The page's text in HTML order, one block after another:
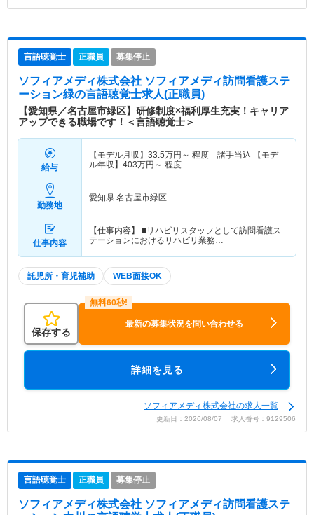
言語聴覚士 正職員 募集停止
ソフィアメディ株式会社 ソフィアメディ訪問看護ステ
ーション緑の言語聴覚士求人(正職員)
【愛知県／名古屋市緑区】研修制度×福利厚生充実！キャリア
アップできる職場です！＜言語聴覚士＞
給与
【モデル月収】 33.5万円～ 程度 諸手当込 【モデ
ル年収】 403万円～ 程度
勤務地
愛知県 名古屋市緑区
仕事内容
【仕事内容】 ■リハビリスタッフとして訪問看護ス
テーションにおけるリハビリ業務…
託児所・育児補助 WEB面接OK
保存する
最新の募集状況を問い合わせる
詳細を見る
ソフィアメディ株式会社の求人一覧
更新日：2026/08/07 求人番号：9129506
言語聴覚士 正職員 募集停止
ソフィアメディ株式会社 ソフィアメディ訪問看護ステ